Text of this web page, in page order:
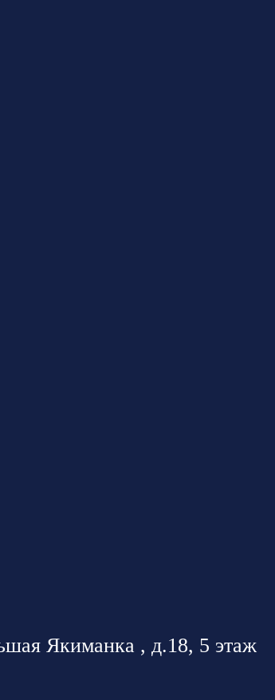
Якиманка , д.18, 5 этаж